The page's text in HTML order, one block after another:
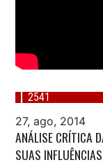
2541
27, ago, 2014
ANÁLISE CRÍTICA
SUAS